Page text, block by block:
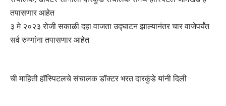
तपासणार आहेत
३ मे २०२३ रोजी सकाळी दहा वाजता उद्घाटन झाल्यानंतर चार वाजेपर्यंत
सर्व रुग्णांना तपासणार आहेत
ची माहिती हॉस्पिटलचे संचालक डॉक्टर भरत दारकुंडे यांनी दिली